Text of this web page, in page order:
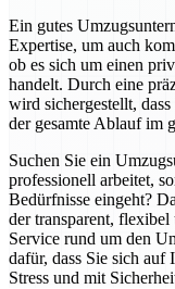
Ein gutes
Expertise, um auch
ob es sich um einen
handelt. Durch eine
wird sichergestellt,
der gesamte Ablauf im
Suchen Sie ein
professionell arbeitet,
Bedürfnisse eingeht?
der transparent,
Service rund um den
dafür, dass Sie sich auf
Stress und mit